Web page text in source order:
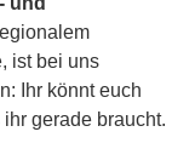
ist bei uns
Ihr könnt euch
gerade braucht.